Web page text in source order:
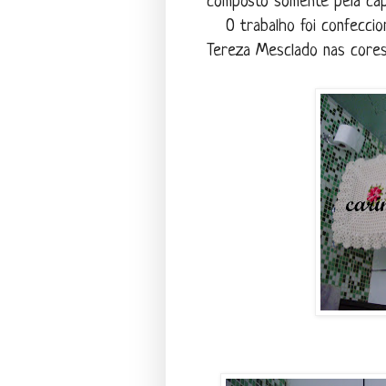
O trabalho foi
Tereza Mesclado nas